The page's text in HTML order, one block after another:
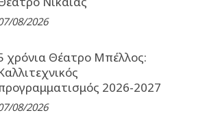
08/2026
χρόνια Θέατρο Μπέλλος:
2026-2027
08/2026